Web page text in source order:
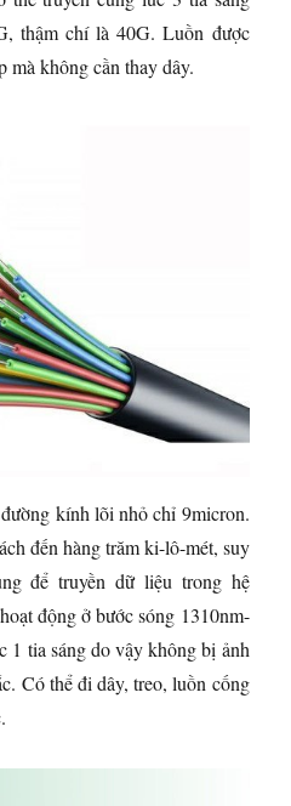
thậm chí là 40G. Luồn được
mà không cần thay dây.
kính lõi nhỏ chỉ 9micron.
đến hàng trăm ki-lô-mét, suy
để truyền dữ liệu trong hệ
động ở bước sóng 1310nm-
1 tia sáng do vậy không bị ảnh
Có thể đi dây, treo, luồn cống